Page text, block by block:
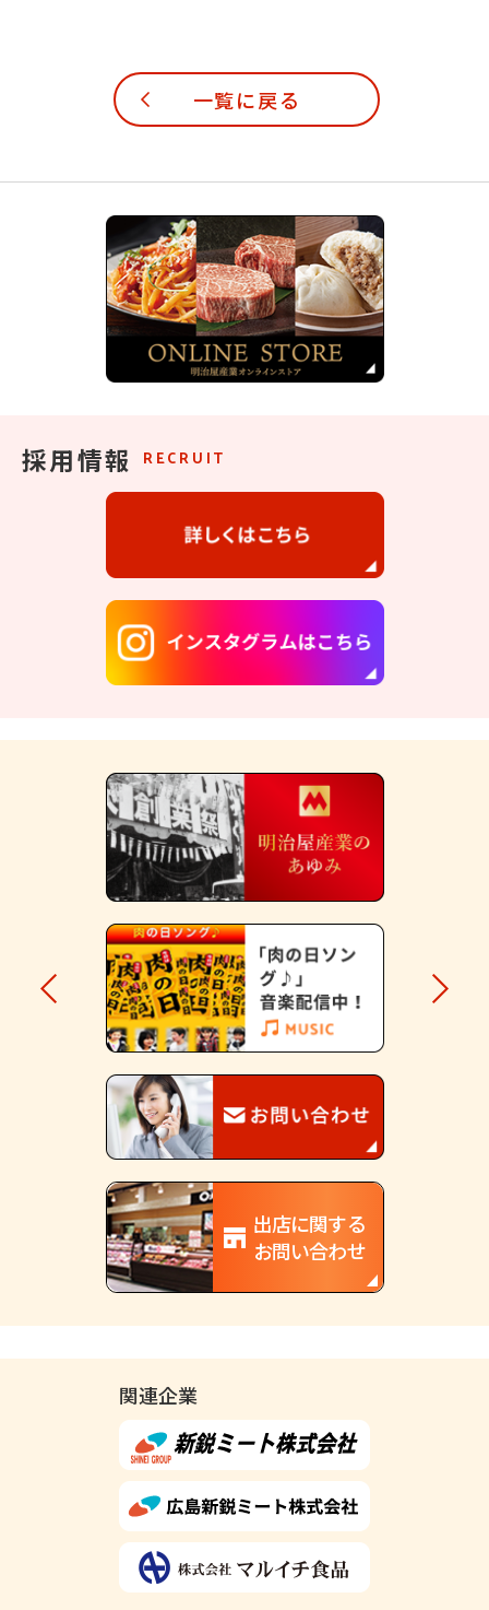
一覧に戻る
採用情報 RECRUIT
出店に関する
お問い合わせ
関連企業